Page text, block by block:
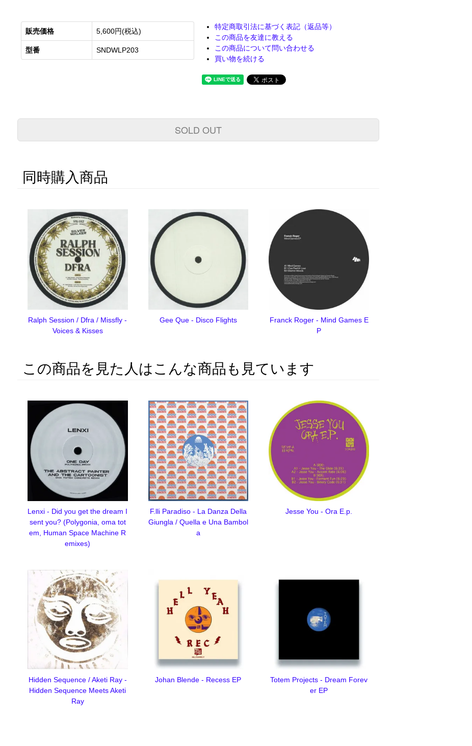
販売価格 5,600円(税込)
型番 SNDWLP203
特定商取引法に基づく表記（返品等）
この商品を友達に教える
この商品について問い合わせる
買い物を続ける
SOLD OUT
同時購入商品
Ralph Session / Dfra / Missfly -
Voices & Kisses
Gee Que - Disco Flights
Franck Roger - Mind Games E
P
この商品を見た人はこんな商品も見ています
Lenxi - Did you get the dream I
sent you? (Polygonia, oma tot
em, Human Space Machine R
emixes)
F.lli Paradiso - La Danza Della
Giungla / Quella e Una Bambol
a
Jesse You - Ora E.p.
Hidden Sequence / Aketi Ray -
Hidden Sequence Meets Aketi
Ray
Johan Blende - Recess EP
Totem Projects - Dream Forev
er EP